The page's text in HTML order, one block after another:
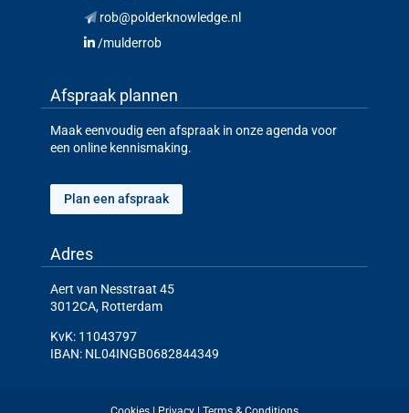
rob@polderknowledge.nl
/mulderrob
Afspraak plannen
Maak eenvoudig een afspraak in onze agenda voor
een online kennismaking.
Plan een afspraak
Adres
Aert van Nesstraat 45
3012CA, Rotterdam
KvK: 11043797
IBAN: NL04INGB0682844349